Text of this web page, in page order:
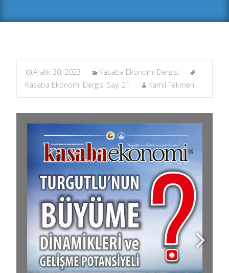
Aralık 30, 2023
Kasaba Ekonomi Dergisi
Kasaba Ekonomi Dergisi Sayı 21
Kamil Tekmen